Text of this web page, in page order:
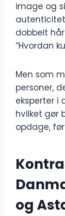
image og
dobbelt
“Hvordan
Men som
personer,
eksperter i
hvilket gør
opdage,
og